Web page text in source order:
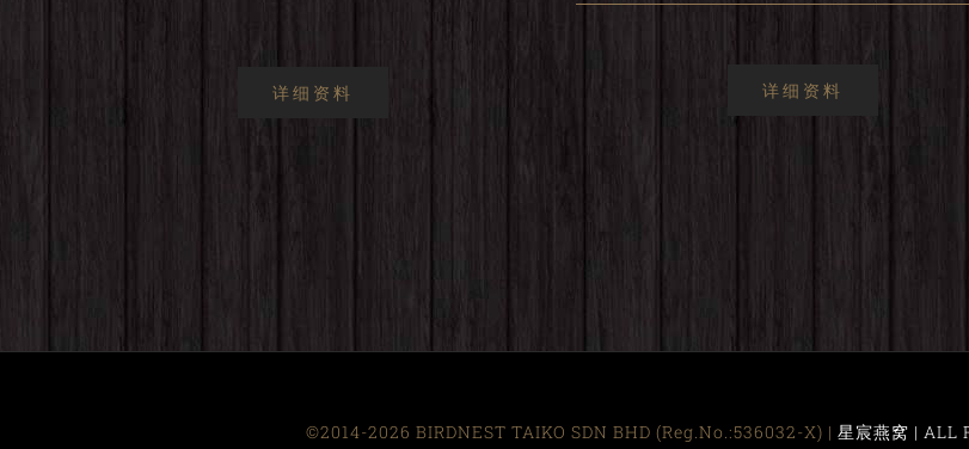
详细资料 详细资料
©2014-2026 BIRDNEST TAIKO SDN BHD (Reg.No.:536032-X) | 星宸燕窝 | ALL